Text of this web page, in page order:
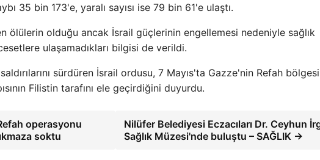
35 bin 173'e, yaralı sayısı ise 79 bin 61'e ulaştı.
ölülerin olduğu ancak İsrail güçlerinin engellemesi nedeniyle sağlık
ulaşamadıkları bilgisi de verildi.
sürdüren İsrail ordusu, 7 Mayıs'ta Gazze'nin Refah
Filistin tarafını ele geçirdiğini duyurdu.
operasyonu
soktu
Nilüfer Belediyesi Eczacıları Dr. Ceyhun
Sağlık Müzesi'nde buluştu – SAĞLIK →